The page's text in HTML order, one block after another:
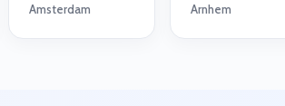
Amsterdam Arnhem